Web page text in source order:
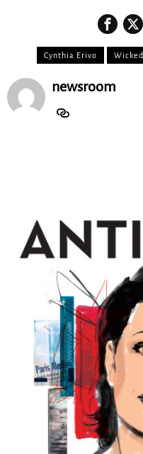
Cynthia Erivo Wicked
newsroom